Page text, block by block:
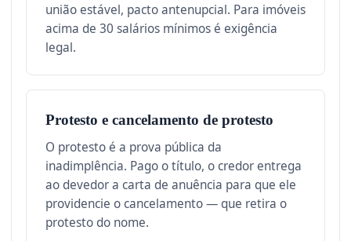
união estável, pacto antenupcial. Para imóveis
acima de 30 salários mínimos é exigência
legal.
Protesto e cancelamento de protesto
O protesto é a prova pública da
inadimplência. Pago o título, o credor entrega
ao devedor a carta de anuência para que ele
providencie o cancelamento — que retira o
protesto do nome.